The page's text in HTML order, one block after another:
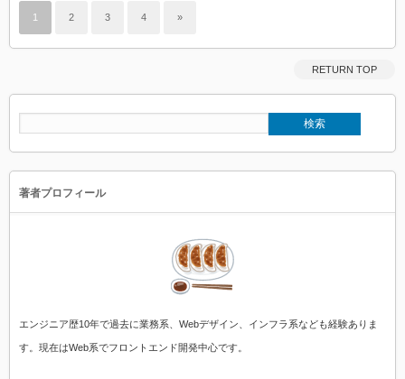
1 2 3 4 »
RETURN TOP
著者プロフィール
エンジニア歴10年で過去に業務系、Webデザイン、インフラ系なども経験ありま
す。現在はWeb系でフロントエンド開発中心です。